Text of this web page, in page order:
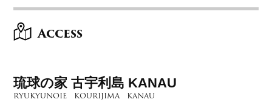
Access
琉球の家 古宇利島 KANAU
RYUKYUNOIE KOURIJIMA KANAU